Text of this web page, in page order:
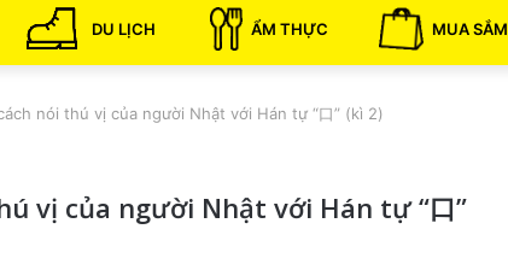
DU LỊCH ẨM THỰC MUA SẮM
nói thú vị của người Nhật với Hán tự “口” (kì 2)
vị của người Nhật với Hán tự “口”